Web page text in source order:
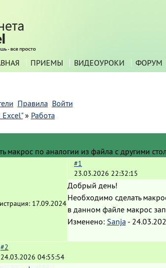
ПРИЕМЫ ВИДЕОУРОКИ ФОРУМ
Правила Войти
» Работа
макрос по аналогии из файла с другими
17.09.2024
#1
23.03.2026 22:32:15
Добрый день!
Необходимо сделать
в данном файле макрос
Изменено: Sanja -
#2
24.03.2026 04:55:54